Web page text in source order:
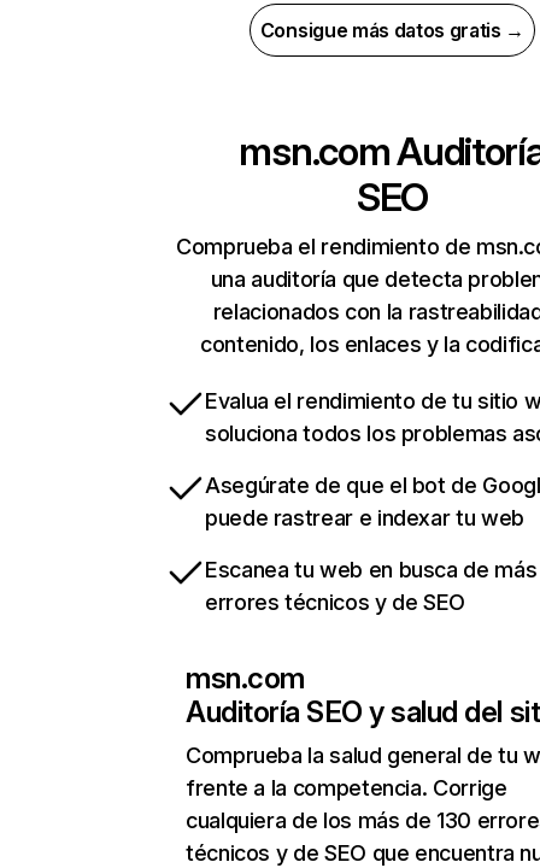
Consigue más datos gratis →
msn.com
SEO
Comprueba el rendimiento de
una auditoría que detecta
relacionados con la
contenido, los enlaces y la
Evalua el rendimiento de tu sitio
soluciona todos los problemas
Asegúrate de que el bot de
puede rastrear e indexar tu web
Escanea tu web en busca de
errores técnicos y de SEO
msn.com
Auditoría SEO y salud del
Comprueba la salud general de tu
frente a la competencia. Corrige
cualquiera de los más de 130
técnicos y de SEO que encuentra